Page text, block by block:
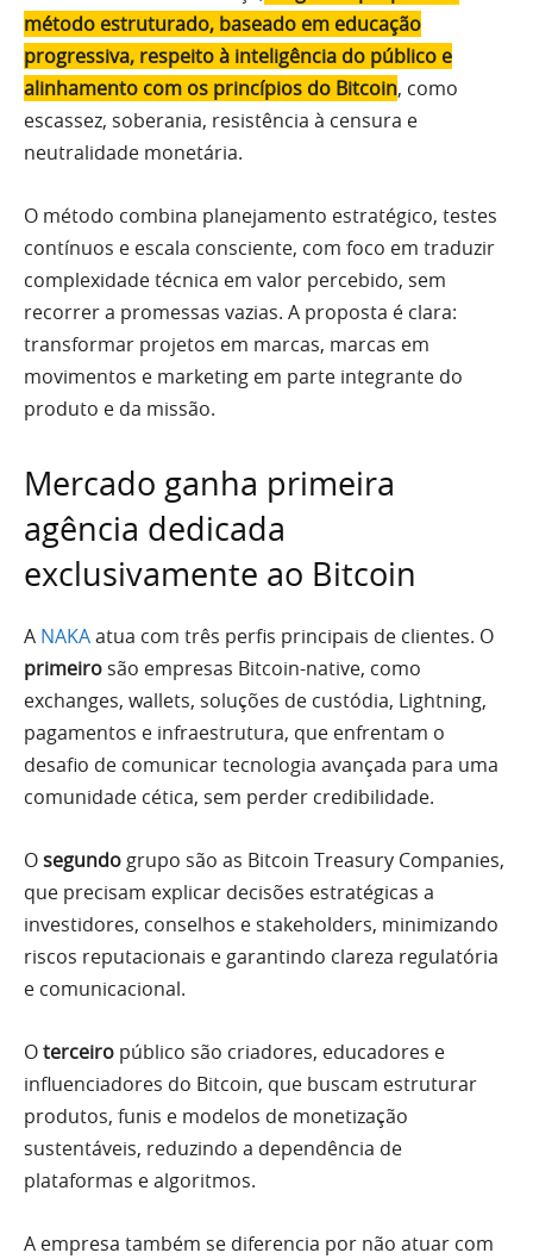
método estruturado, baseado em educação
progressiva, respeito à inteligência do público e
alinhamento com os princípios do Bitcoin, como
escassez, soberania, resistência à censura e
neutralidade monetária.
O método combina planejamento estratégico, testes
contínuos e escala consciente, com foco em traduzir
complexidade técnica em valor percebido, sem
recorrer a promessas vazias. A proposta é clara:
transformar projetos em marcas, marcas em
movimentos e marketing em parte integrante do
produto e da missão.
Mercado ganha primeira
agência dedicada
exclusivamente ao Bitcoin
A NAKAatua com três perfis principais de clientes. O
primeiro são empresas Bitcoin-native, como
exchanges, wallets, soluções de custódia, Lightning,
pagamentos e infraestrutura, que enfrentam o
desafio de comunicar tecnologia avançada para uma
comunidade cética, sem perder credibilidade.
Osegundo grupo são as Bitcoin Treasury Companies,
que precisam explicar decisões estratégicas a
investidores, conselhos e stakeholders, minimizando
riscos reputacionais e garantindo clareza regulatória
e comunicacional.
Oterceiro público são criadores, educadores e
influenciadores do Bitcoin, que buscam estruturar
produtos, funis e modelos de monetização
sustentáveis, reduzindo a dependência de
plataformas e algoritmos.
A empresa também se diferencia por não atuar com